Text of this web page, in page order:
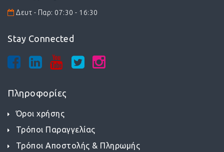
Δευτ - Παρ: 07:30 - 16:30
Stay Connected
Πληροφορίες
Όροι χρήσης
Τρόποι Παραγγελίας
Τρόποι Αποστολής & Πληρωμής